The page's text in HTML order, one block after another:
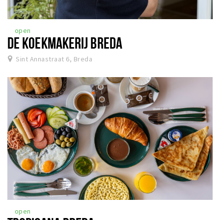
open
DE KOEKMAKERIJ BREDA
Sint Annastraat 6, Breda
open